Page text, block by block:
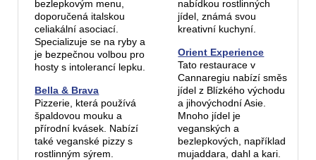
bezlepkovým menu,
doporučená italskou
celiakální asociací.
Specializuje se na ryby a
je bezpečnou volbou pro
hosty s intolerancí lepku.
Bella & Brava
Pizzerie, která používá
špaldovou mouku a
přírodní kvásek. Nabízí
také veganské pizzy s
rostlinným sýrem.
nabídkou rostlinných
jídel, známá svou
kreativní kuchyní.
Orient Experience
Tato restaurace v
Cannaregiu nabízí směs
jídel z Blízkého východu
a jihovýchodní Asie.
Mnoho jídel je
veganských a
bezlepkových, například
mujaddara, dahl a kari.